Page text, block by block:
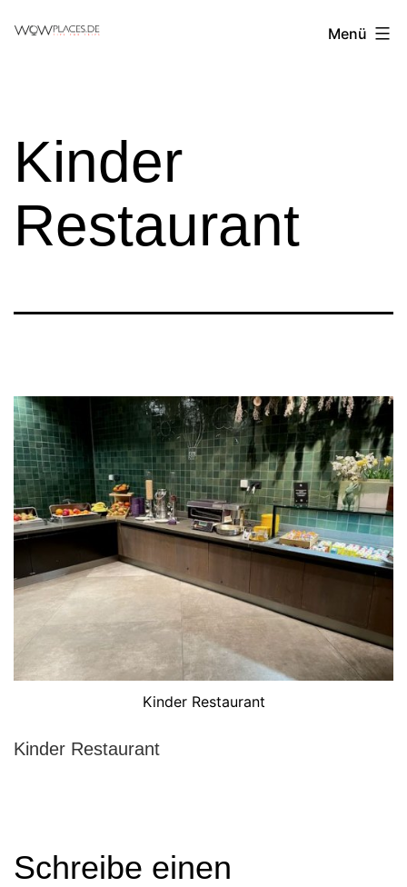
Reiseblog
Menü
Kinder
Restaurant
Kinder Restaurant
Kinder Restaurant
Schreibe einen